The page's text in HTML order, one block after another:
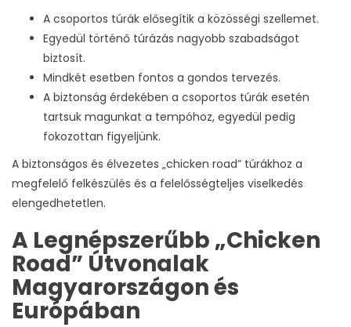
A csoportos túrák elősegítik a közösségi szellemet.
Egyedül történő túrázás nagyobb szabadságot
biztosít.
Mindkét esetben fontos a gondos tervezés.
A biztonság érdekében a csoportos túrák esetén
tartsuk magunkat a tempóhoz, egyedül pedig
fokozottan figyeljünk.
A biztonságos és élvezetes „chicken road” túrákhoz a
megfelelő felkészülés és a felelősségteljes viselkedés
elengedhetetlen.
A Legnépszerűbb „Chicken
Road” Útvonalak
Magyarországon és
Európában